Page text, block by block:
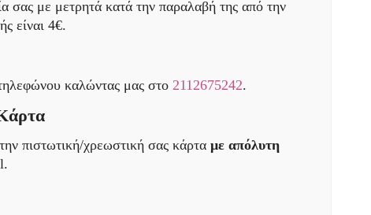
σας με μετρητά κατά την παραλαβή της από την
είναι 4€.
καλώντας μας στο 2112675242.
πιστωτική/χρεωστική σας κάρτα με απόλυτη